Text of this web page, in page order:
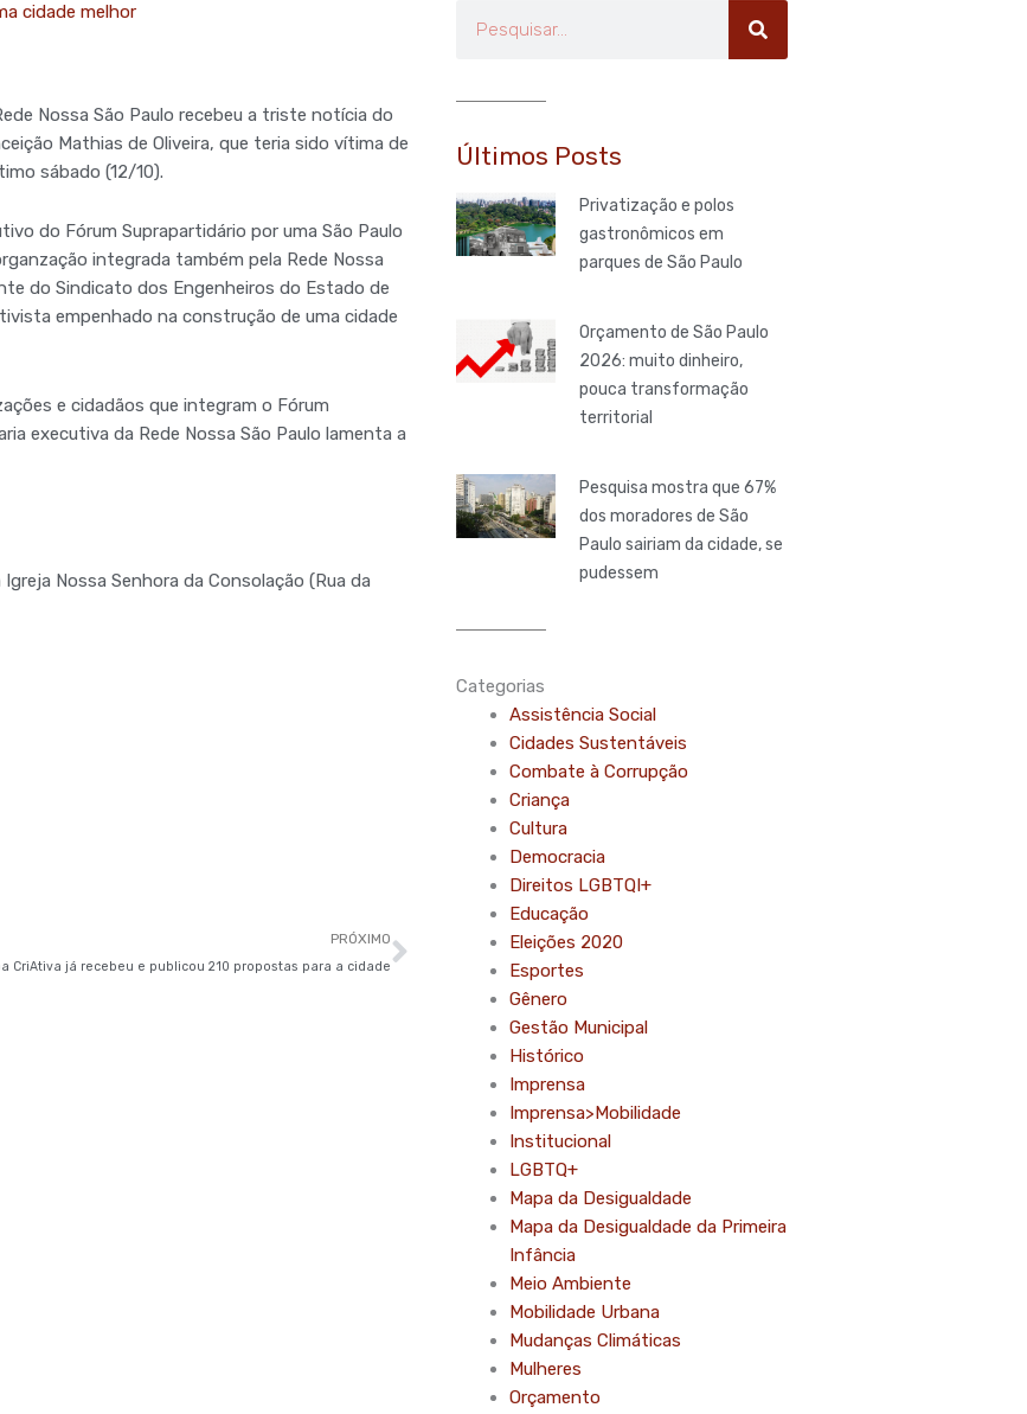
cidade melhor
Nossa São Paulo recebeu a triste notícia do
Mathias de Oliveira, que teria sido vítima de
sábado (12/10).
do Fórum Suprapartidário por uma São Paulo
integrada também pela Rede Nossa
do Sindicato dos Engenheiros do Estado de
empenhado na construção de uma cidade
e cidadãos que integram o Fórum
executiva da Rede Nossa São Paulo lamenta a
Nossa Senhora da Consolação (Rua da
PRÓXIMO
CriAtiva já recebeu e publicou 210 propostas para a cidade
Próximo
Últimos Posts
Privatização e polos
gastronômicos em
parques de São Paulo
Orçamento de São Paulo
2026: muito dinheiro,
pouca transformação
territorial
Pesquisa mostra que 67%
dos moradores de São
Paulo sairiam da cidade, se
pudessem
Categorias
Assistência Social
Cidades Sustentáveis
Combate à Corrupção
Criança
Cultura
Democracia
Direitos LGBTQI+
Educação
Eleições 2020
Esportes
Gênero
Gestão Municipal
Histórico
Imprensa
Imprensa>Mobilidade
Institucional
LGBTQ+
Mapa da Desigualdade
Mapa da Desigualdade da Primeira
Infância
Meio Ambiente
Mobilidade Urbana
Mudanças Climáticas
Mulheres
Orçamento